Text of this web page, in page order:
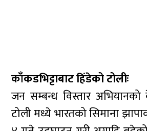
काँकडभिट्टाबाट हिंडेको टोलीः
जन सम्बन्ध विस्तार अभियानको
टोली मध्ये भारतको सिमाना